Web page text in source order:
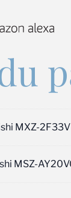
MXZ-
MSZ-